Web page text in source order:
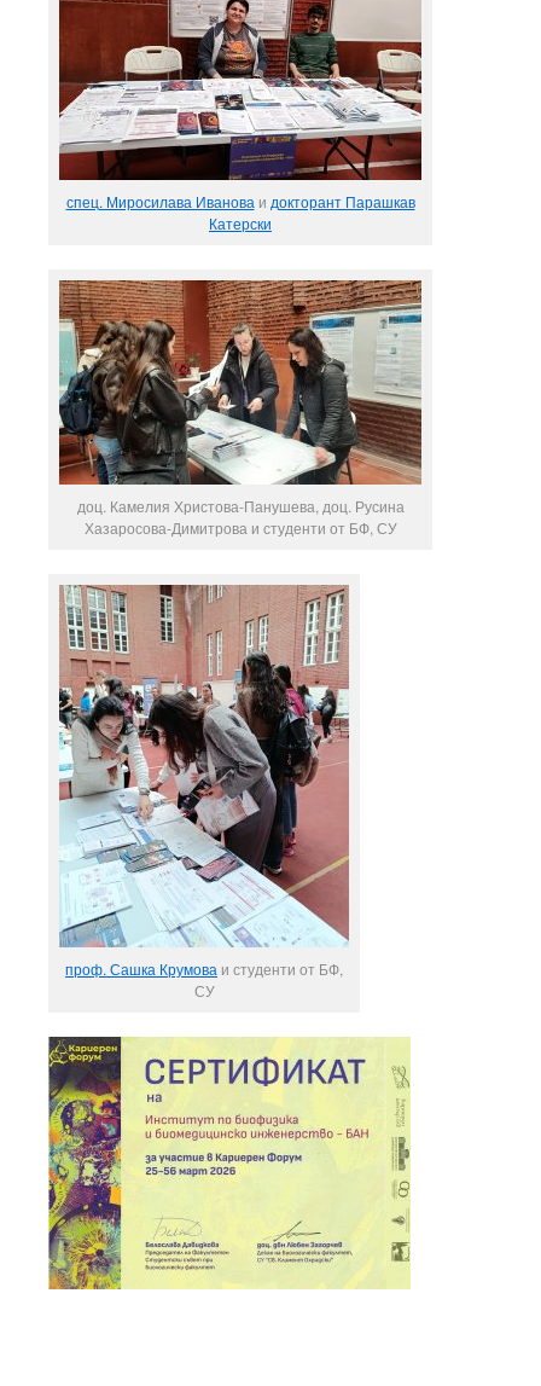
спец. Миросилава Иванова и докторант Парашкав
Катерски
доц. Камелия Христова-Панушева, доц. Русина
Хазаросова-Димитрова и студенти от БФ, СУ
проф. Сашка Крумова и студенти от БФ,
СУ